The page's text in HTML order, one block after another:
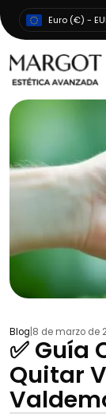
Euro (€) -
Blog 8 de marzo de
✅ Guía
Quitar